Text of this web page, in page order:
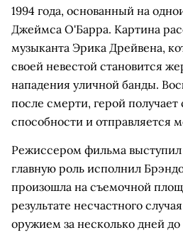
1994 года, основанный на
Джеймса О'Барра. Картина
музыканта Эрика Дрейвена,
своей невестой становится
нападения уличной банды.
после смерти, герой получает
способности и отправляется
Режиссером фильма
главную роль исполнил
произошла на съемочной
результате несчастного
оружием за несколько дней